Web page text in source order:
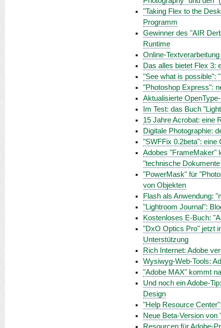
"Taking Flex to the
Programm
Gewinner des "AIR
Runtime
Online-
Das alles bietet Flex 3:
"See what is possible":
"Photoshop Express":
Aktualisierte
Im Test: das Buch
15 Jahre Acrobat: eine
Digitale Photographie:
"SWFFix 0.2beta": eine
Adobes "FrameMaker"
"technische
"PowerMask" für
von Objekten
Flash als Anwendung:
"Lightroom Journal":
Kostenloses E-Buch:
"DxO Optics Pro" jetzt
Unterstützung
Rich Internet: Adobe
Wysiwyg-Web-Tools:
"Adobe MAX" kommt
Und noch ein Adobe-
Design
"Help Resource
Neue Beta-Version von